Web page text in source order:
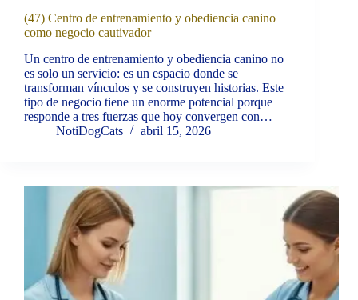
(47) Centro de entrenamiento y obediencia canino
como negocio cautivador
Un centro de entrenamiento y obediencia canino no
es solo un servicio: es un espacio donde se
transforman vínculos y se construyen historias. Este
tipo de negocio tiene un enorme potencial porque
responde a tres fuerzas que hoy convergen con…
NotiDogCats
abril 15, 2026